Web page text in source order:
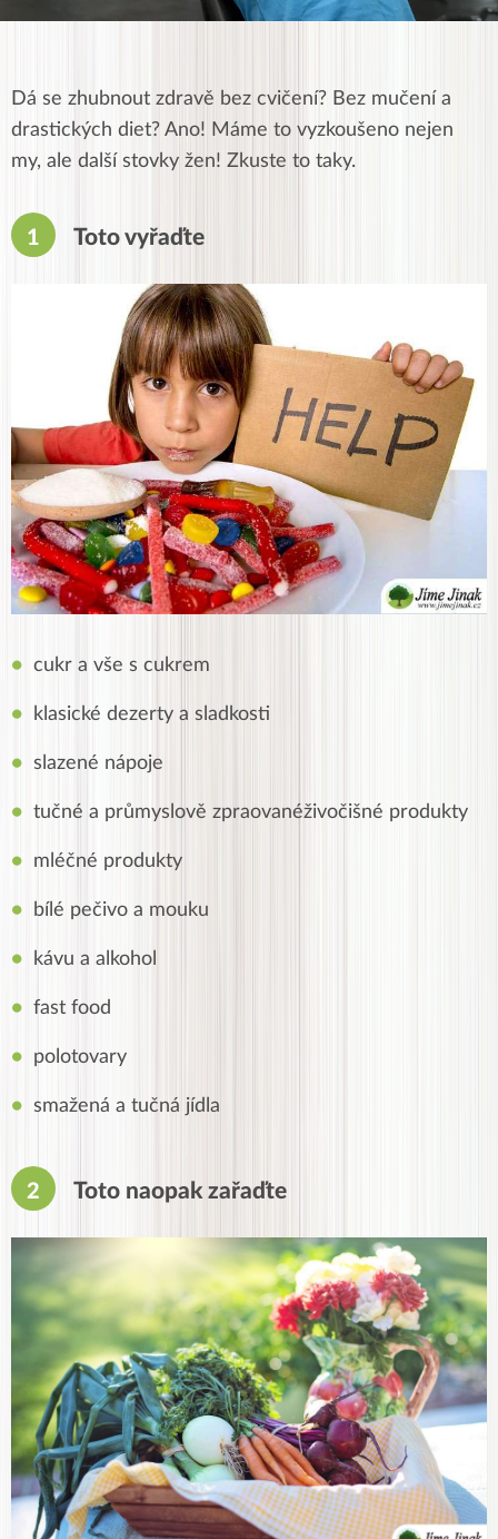
Dá se zhubnout zdravě bez cvičení? Bez mučení a
drastických diet? Ano! Máme to vyzkoušeno nejen
my, ale další stovky žen! Zkuste to taky.
Toto vyřaďte
cukr a vše s cukrem
klasické dezerty a sladkosti
slazené nápoje
tučné a průmyslově zpraovanéživočišné produkty
mléčné produkty
bílé pečivo a mouku
kávu a alkohol
fast food
polotovary
smažená a tučná jídla
Toto naopak zařaďte